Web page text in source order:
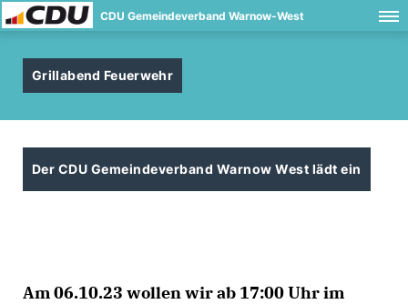
CDU Gemeindeverband Warnow-West
Grillabend Feuerwehr
Der CDU Gemeindeverband Warnow West lädt ein
Am 06.10.23 wollen wir ab 17:00 Uhr im